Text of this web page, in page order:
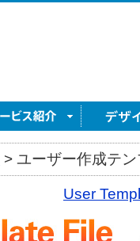
> ユーザー作成テ
User